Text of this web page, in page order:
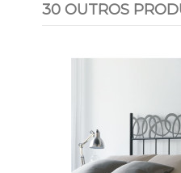
30 OUTROS